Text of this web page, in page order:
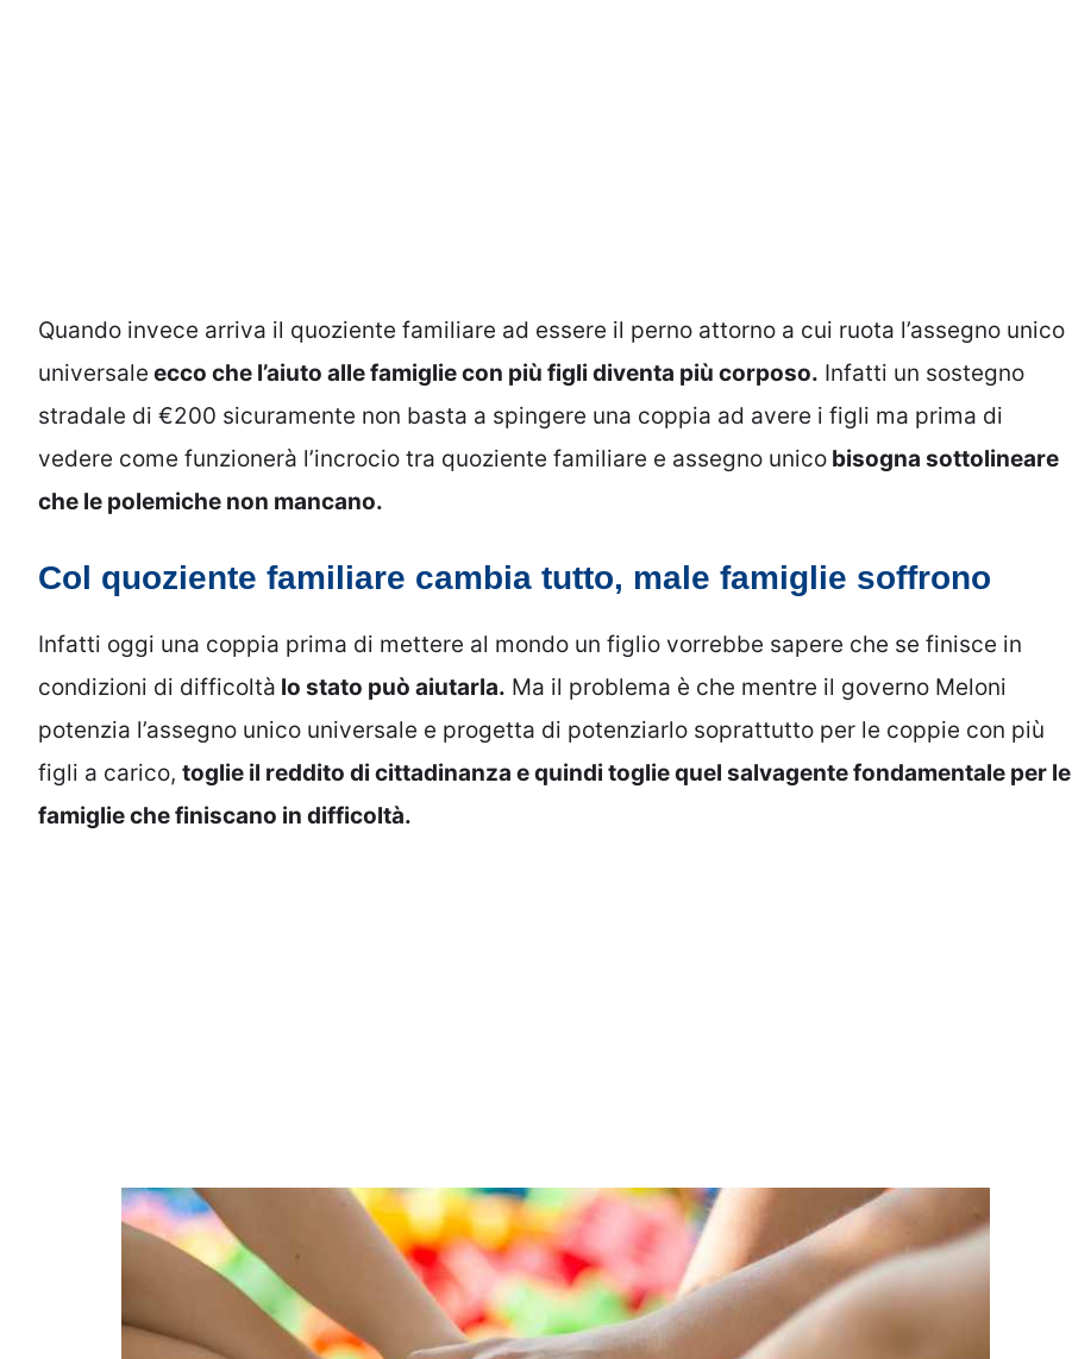
Quando invece arriva il quoziente familiare ad essere il perno attorno a cui ruota l’assegno unico
universale ecco che l’aiuto alle famiglie con più figli diventa più corposo. Infatti un sostegno
stradale di €200 sicuramente non basta a spingere una coppia ad avere i figli ma prima di
vedere come funzionerà l’incrocio tra quoziente familiare e assegno unico bisogna sottolineare
che le polemiche non mancano.
Col quoziente familiare cambia tutto, male famiglie soffrono
Infatti oggi una coppia prima di mettere al mondo un figlio vorrebbe sapere che se finisce in
condizioni di difficoltà lo stato può aiutarla. Ma il problema è che mentre il governo Meloni
potenzia l’assegno unico universale e progetta di potenziarlo soprattutto per le coppie con più
figli a carico, toglie il reddito di cittadinanza e quindi toglie quel salvagente fondamentale per le
famiglie che finiscano in difficoltà.